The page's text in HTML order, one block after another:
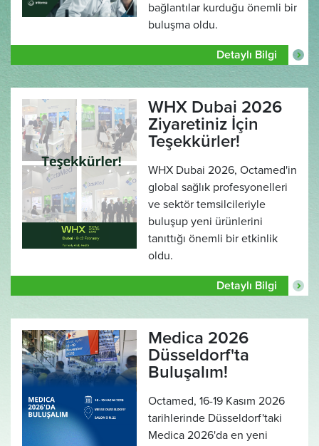
bağlantılar kurduğu önemli bir
buluşma oldu.
Detaylı Bilgi
WHX Dubai 2026
Ziyaretiniz İçin
Teşekkürler!
WHX Dubai 2026, Octamed'in
global sağlık profesyonelleri
ve sektör temsilcileriyle
buluşup yeni ürünlerini
tanıttığı önemli bir etkinlik
oldu.
Detaylı Bilgi
Medica 2026
Düsseldorf'ta
Buluşalım!
Octamed, 16-19 Kasım 2026
tarihlerinde Düsseldorf'taki
Medica 2026'da en yeni